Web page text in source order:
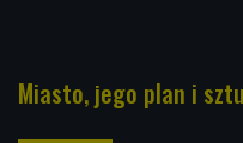
Miasto, jego plan i